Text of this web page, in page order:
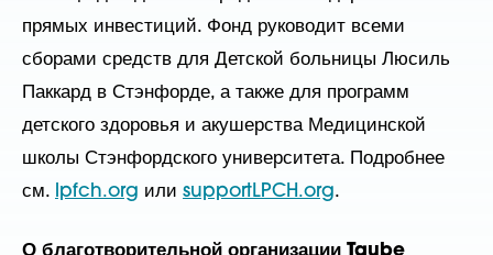
прямых инвестиций. Фонд руководит всеми
сборами средств для Детской больницы Люсиль
Паккард в Стэнфорде, а также для программ
детского здоровья и акушерства Медицинской
школы Стэнфордского университета. Подробнее
см. lpfch.org или supportLPCH.org.
О благотворительной организации Taube